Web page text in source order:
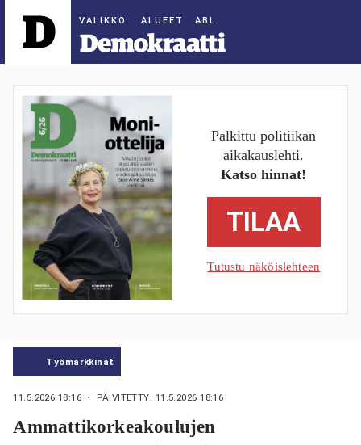
ALUEET
Palkittu politiikan
aikakauslehti.
Katso hinnat!
TILAA
Tutustu näköislehteen
Työmarkkinat
11.5.2026 18:16 ・ PÄIVITETTY: 11.5.2026 18:16
Ammattikorkeakoulujen